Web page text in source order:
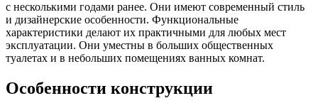
с несколькими годами ранее. Они имеют современный стиль
и дизайнерские особенности. Функциональные
характеристики делают их практичными для любых мест
эксплуатации. Они уместны в больших общественных
туалетах и в небольших помещениях ванных комнат.
Особенности конструкции